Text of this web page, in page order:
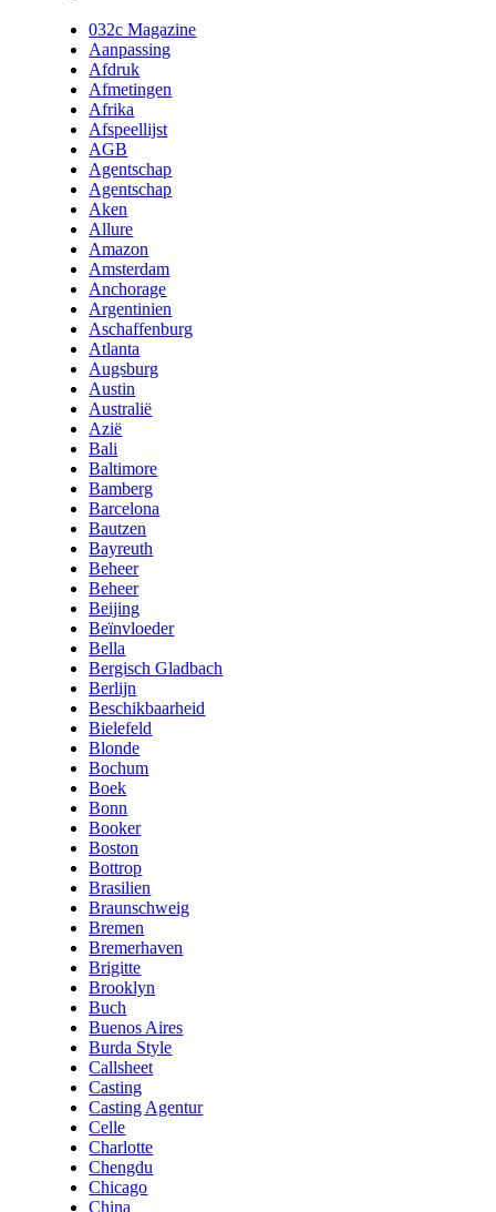
032c Magazine
Aanpassing
Afdruk
Afmetingen
Afrika
Afspeellijst
AGB
Agentschap
Agentschap
Aken
Allure
Amazon
Amsterdam
Anchorage
Argentinien
Aschaffenburg
Atlanta
Augsburg
Austin
Australië
Azië
Bali
Baltimore
Bamberg
Barcelona
Bautzen
Bayreuth
Beheer
Beheer
Beijing
Beïnvloeder
Bella
Bergisch Gladbach
Berlijn
Beschikbaarheid
Bielefeld
Blonde
Bochum
Boek
Bonn
Booker
Boston
Bottrop
Brasilien
Braunschweig
Bremen
Bremerhaven
Brigitte
Brooklyn
Buch
Buenos Aires
Burda Style
Callsheet
Casting
Casting Agentur
Celle
Charlotte
Chengdu
Chicago
China